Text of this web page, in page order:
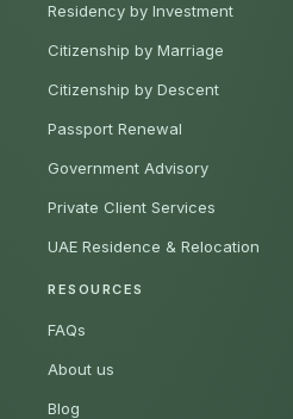
Residency by Investment
Citizenship by Marriage
Citizenship by Descent
Passport Renewal
Government Advisory
Private Client Services
UAE Residence & Relocation
RESOURCES
FAQs
About us
Blog